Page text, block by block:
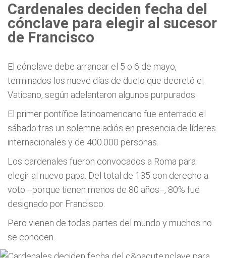
Cardenales deciden fecha del
cónclave para elegir al sucesor
de Francisco
El cónclave debe arrancar el 5 o 6 de mayo,
terminados los nueve días de duelo que decretó el
Vaticano, según adelantaron algunos purpurados.
El primer pontífice latinoamericano fue enterrado el
sábado tras un solemne adiós en presencia de líderes
internacionales y de 400.000 personas.
Los cardenales fueron convocados a Roma para
elegir al nuevo papa. Del total de 135 con derecho a
voto --porque tienen menos de 80 años--, 80% fue
designado por Francisco.
Pero vienen de todas partes del mundo y muchos no
se conocen.